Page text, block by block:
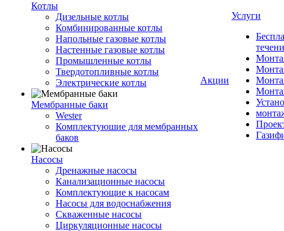
Котлы
Дизельные котлы
Комбинированные котлы
Напольные газовые котлы
Настенные газовые котлы
Промышленные котлы
Твердотопливные котлы
Электрические котлы
Мембранные баки
Wester
Комплектуюшие для мембранных
баков
Насосы
Дренажные насосы
Канализационные насосы
Комплектующие к насосам
Насосы для водоснабжения
Скваженные насосы
Циркуляционные насосы
Акции
Услуги